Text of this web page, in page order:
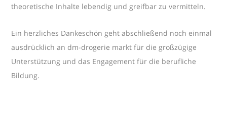
theoretische Inhalte lebendig und greifbar zu vermitteln.
Ein herzliches Dankeschön geht abschließend noch einmal
ausdrücklich an dm-drogerie markt für die großzügige
Unterstützung und das Engagement für die berufliche
Bildung.